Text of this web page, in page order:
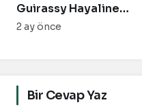
Guirassy Hayaline
Dortmund Engeli:
2 ay önce
Bir Cevap Yaz